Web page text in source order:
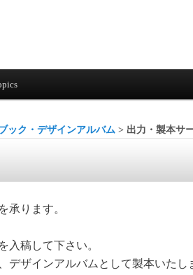
ック・デザインアルバム > 出力・製本サ
承ります。
入稿して下さい。
デザインアルバムとして製本いたし